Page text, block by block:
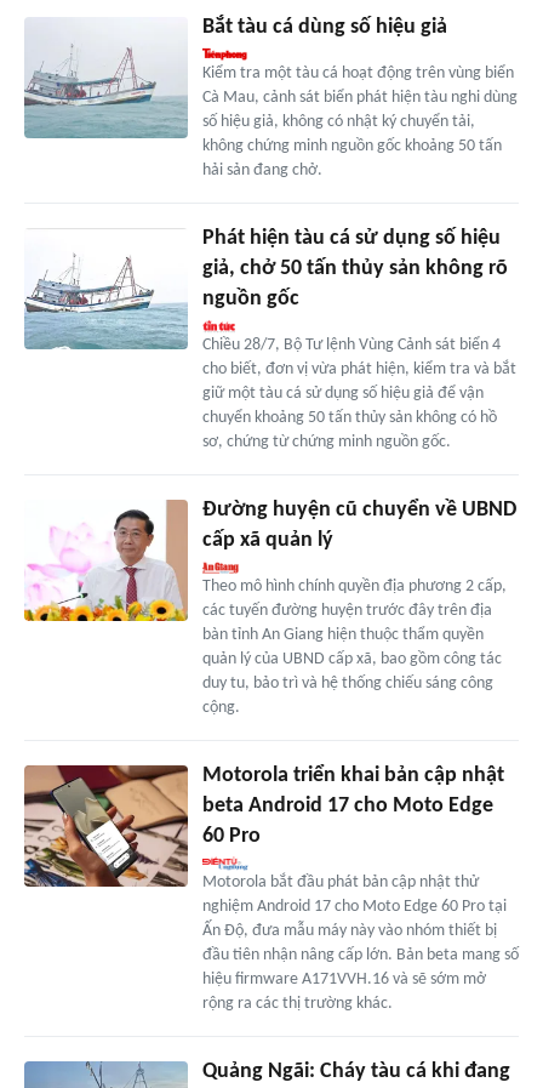
Bắt tàu cá dùng số hiệu giả
Kiểm tra một tàu cá hoạt động trên vùng biển
Cà Mau, cảnh sát biển phát hiện tàu nghi dùng
số hiệu giả, không có nhật ký chuyển tải,
không chứng minh nguồn gốc khoảng 50 tấn
hải sản đang chở.
Phát hiện tàu cá sử dụng số hiệu
giả, chở 50 tấn thủy sản không rõ
nguồn gốc
Chiều 28/7, Bộ Tư lệnh Vùng Cảnh sát biển 4
cho biết, đơn vị vừa phát hiện, kiểm tra và bắt
giữ một tàu cá sử dụng số hiệu giả để vận
chuyển khoảng 50 tấn thủy sản không có hồ
sơ, chứng từ chứng minh nguồn gốc.
Đường huyện cũ chuyển về UBND
cấp xã quản lý
Theo mô hình chính quyền địa phương 2 cấp,
các tuyến đường huyện trước đây trên địa
bàn tỉnh An Giang hiện thuộc thẩm quyền
quản lý của UBND cấp xã, bao gồm công tác
duy tu, bảo trì và hệ thống chiếu sáng công
cộng.
Motorola triển khai bản cập nhật
beta Android 17 cho Moto Edge
60 Pro
Motorola bắt đầu phát bản cập nhật thử
nghiệm Android 17 cho Moto Edge 60 Pro tại
Ấn Độ, đưa mẫu máy này vào nhóm thiết bị
đầu tiên nhận nâng cấp lớn. Bản beta mang số
hiệu firmware A171VVH.16 và sẽ sớm mở
rộng ra các thị trường khác.
Quảng Ngãi: Cháy tàu cá khi đang